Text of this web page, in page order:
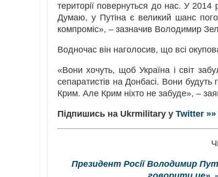
території повернуться до нас. У
Думаю, у Путіна є великий шанс
компроміс», – зазначив Володимир
Водночас він наголосив, що всі
«Вони хочуть, щоб Україна і світ
сепаратистів на Донбасі. Вони
Крим. Але Крим ніхто не забуде», –
Підпишись на Ukrmilitary у Twitter »»
Президент Росії Володимир